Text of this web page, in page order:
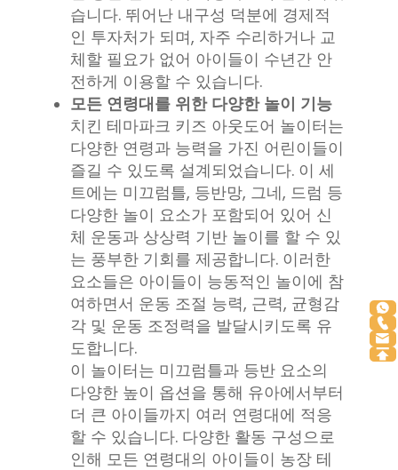
습니다. 뛰어난 내구성 덕분에 경제적
인 투자처가 되며, 자주 수리하거나 교
체할 필요가 없어 아이들이 수년간 안
전하게 이용할 수 있습니다.
모든 연령대를 위한 다양한 놀이 기능
치킨 테마파크 키즈 아웃도어 놀이터는
다양한 연령과 능력을 가진 어린이들이
즐길 수 있도록 설계되었습니다. 이 세
트에는 미끄럼틀, 등반망, 그네, 드럼 등
다양한 놀이 요소가 포함되어 있어 신
체 운동과 상상력 기반 놀이를 할 수 있
는 풍부한 기회를 제공합니다. 이러한
요소들은 아이들이 능동적인 놀이에 참
여하면서 운동 조절 능력, 근력, 균형감
각 및 운동 조정력을 발달시키도록 유
도합니다.
이 놀이터는 미끄럼틀과 등반 요소의
다양한 높이 옵션을 통해 유아에서부터
더 큰 아이들까지 여러 연령대에 적응
할 수 있습니다. 다양한 활동 구성으로
인해 모든 연령대의 아이들이 농장 테